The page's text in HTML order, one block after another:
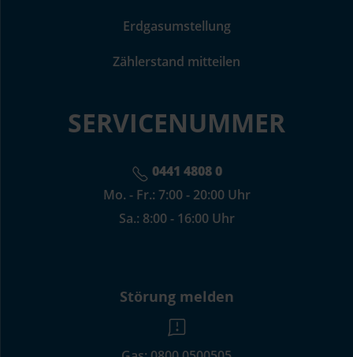
Erdgasumstellung
Zählerstand mitteilen
SERVICENUMMER
0441 4808 0
Mo. - Fr.: 7:00 - 20:00 Uhr
Sa.: 8:00 - 16:00 Uhr
Störung melden